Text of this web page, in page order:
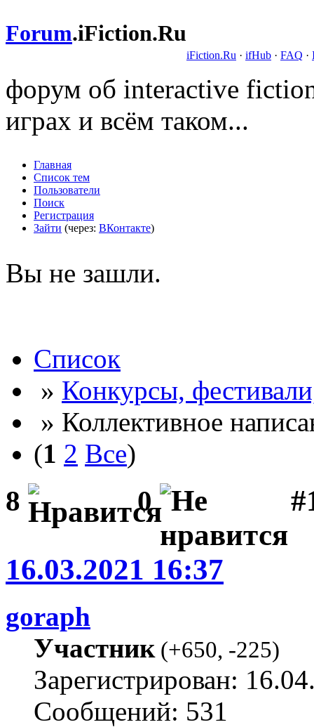
Forum.iFiction.Ru
iFiction.Ru · ifHub · FAQ ·
форум об interactive
играх и всём таком...
Главная
Список тем
Пользователи
Поиск
Регистрация
Зайти (через: ВКонтакте)
Вы не зашли.
Список
» Конкурсы,
» Коллективное
(1 2 Все)
8 0
16.03.2021 16:37
goraph
Участник(+650, -225)
Зарегистрирован:
Сообщений: 531